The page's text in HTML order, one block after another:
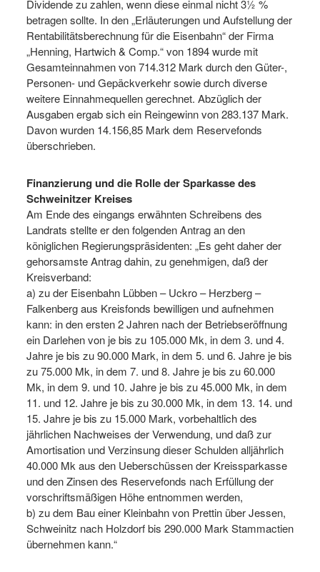
Dividende zu zahlen, wenn diese einmal nicht 3½ %
betragen sollte. In den „Erläuterungen und Aufstellung der
Rentabilitätsberechnung für die Eisenbahn“ der Firma
„Henning, Hartwich & Comp.“ von 1894 wurde mit
Gesamteinnahmen von 714.312 Mark durch den Güter-,
Personen- und Gepäckverkehr sowie durch diverse
weitere Einnahmequellen gerechnet. Abzüglich der
Ausgaben ergab sich ein Reingewinn von 283.137 Mark.
Davon wurden 14.156,85 Mark dem Reservefonds
überschrieben.
Finanzierung und die Rolle der Sparkasse des
Schweinitzer Kreises
Am Ende des eingangs erwähnten Schreibens des
Landrats stellte er den folgenden Antrag an den
königlichen Regierungspräsidenten: „Es geht daher der
gehorsamste Antrag dahin, zu genehmigen, daß der
Kreisverband:
a) zu der Eisenbahn Lübben – Uckro – Herzberg –
Falkenberg aus Kreisfonds bewilligen und aufnehmen
kann: in den ersten 2 Jahren nach der Betriebseröffnung
ein Darlehen von je bis zu 105.000 Mk, in dem 3. und 4.
Jahre je bis zu 90.000 Mark, in dem 5. und 6. Jahre je bis
zu 75.000 Mk, in dem 7. und 8. Jahre je bis zu 60.000
Mk, in dem 9. und 10. Jahre je bis zu 45.000 Mk, in dem
11. und 12. Jahre je bis zu 30.000 Mk, in dem 13. 14. und
15. Jahre je bis zu 15.000 Mark, vorbehaltlich des
jährlichen Nachweises der Verwendung, und daß zur
Amortisation und Verzinsung dieser Schulden alljährlich
40.000 Mk aus den Ueberschüssen der Kreissparkasse
und den Zinsen des Reservefonds nach Erfüllung der
vorschriftsmäßigen Höhe entnommen werden,
b) zu dem Bau einer Kleinbahn von Prettin über Jessen,
Schweinitz nach Holzdorf bis 290.000 Mark Stammactien
übernehmen kann.“